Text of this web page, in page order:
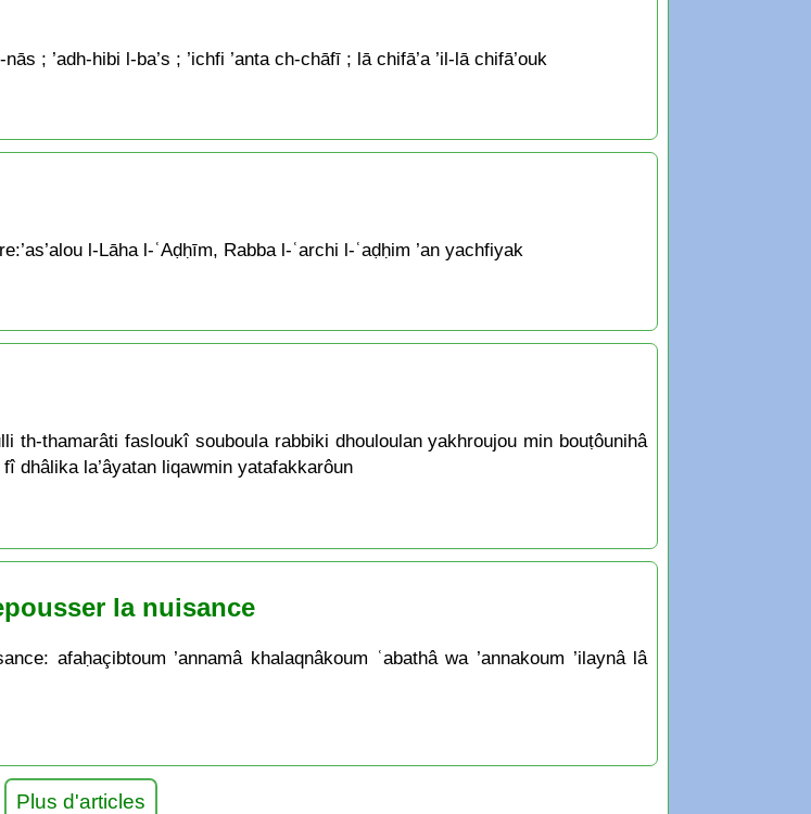
; ’adh-hibi l-ba’s ; ’ichfi ’anta ch-chāfī ; lā chifā’a ’il-lā chifā’ouk
l-Lāha l-ʿAḍḥīm, Rabba l-ʿarchi l-ʿaḍḥim ’an yachfiyak
th-thamarâti fasloukî souboula rabbiki dhouloulan yakhroujou min bouṭôunihâ
dhâlika la’âyatan liqawmin yatafakkarôun
la nuisance
afaḥaçibtoum ’annamâ khalaqnâkoum ʿabathâ wa ’annakoum ’ilaynâ lâ
Plus d'articles